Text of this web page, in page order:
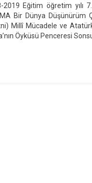
7.
Sınıf
Türkçe
Eğitim öğretim yılı
Bir Dünya
Millî Mücadele ve
Öyküsü Penceresi